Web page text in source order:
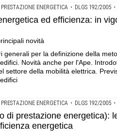
ENERGETICA • DLGS 192/2005 •
ed efficienza: in
novità
generali per la definizione della
Novità anche per l'Ape.
settore della mobilità elettrica.
ENERGETICA • DLGS 192/2005 •
di prestazione energetica):
energetica